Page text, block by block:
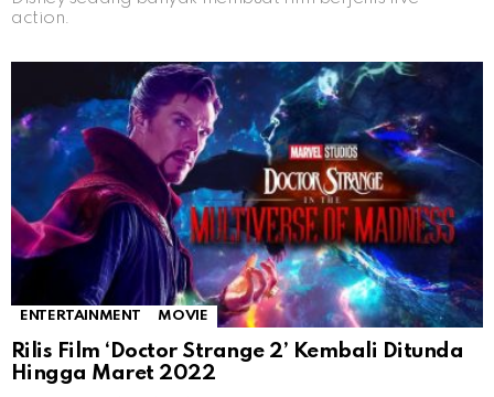
action.
ENTERTAINMENT MOVIE
Rilis Film ‘Doctor Strange 2’ Kembali Ditunda
Hingga Maret 2022